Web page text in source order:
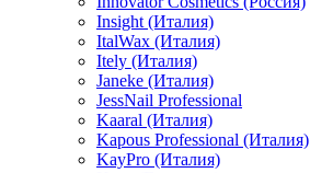
Insight (Италия)
ItalWax (Италия)
Itely (Италия)
Janeke (Италия)
JessNail Professional
Kaaral (Италия)
Kapous Professional (Италия)
KayPro (Италия)